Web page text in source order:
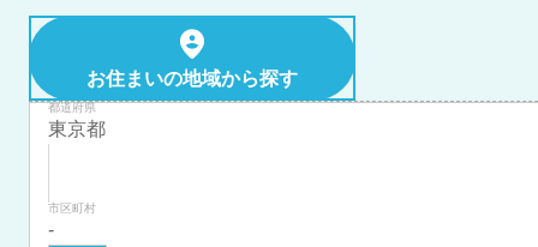
お住まいの地域から探す
都道府県
市区町村